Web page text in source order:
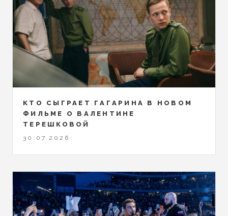
КТО СЫГРАЕТ ГАГАРИНА В НОВОМ
ФИЛЬМЕ О ВАЛЕНТИНЕ
ТЕРЕШКОВОЙ
30.07.2026